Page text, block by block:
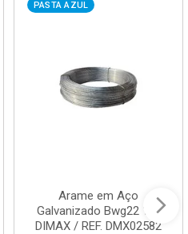
PASTA AZUL
Arame em Aço
Galvanizado Bwg22 1kg
DIMAX / REF. DMX02582